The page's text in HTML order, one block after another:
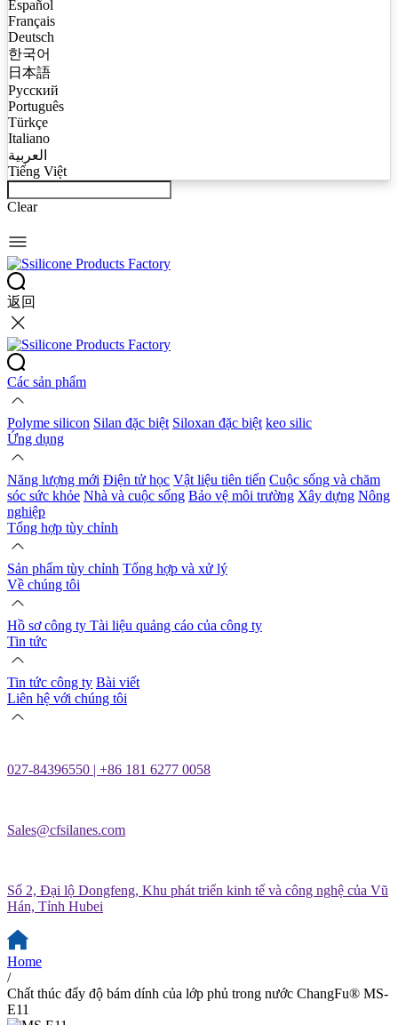
Español
Français
Deutsch
한국어
日本語
Русский
Português
Türkçe
Italiano
العربية
Tiếng Việt
Clear
返回
Các sản phẩm
Polyme silicon Silan đặc biệt Siloxan đặc biệt keo silic
Ứng dụng
Năng lượng mới Điện tử học Vật liệu tiên tiến Cuộc sống và chăm
sóc sức khỏe Nhà và cuộc sống Bảo vệ môi trường Xây dựng Nông
nghiệp
Tổng hợp tùy chỉnh
Sản phẩm tùy chỉnh Tổng hợp và xử lý
Về chúng tôi
Hồ sơ công ty Tài liệu quảng cáo của công ty
Tin tức
Tin tức công ty Bài viết
Liên hệ với chúng tôi
027-84396550 | +86 181 6277 0058
Sales@cfsilanes.com
Số 2, Đại lộ Dongfeng, Khu phát triển kinh tế và công nghệ của Vũ
Hán, Tỉnh Hubei
Home
/
Chất thúc đẩy độ bám dính của lớp phủ trong nước ChangFu® MS-
E11